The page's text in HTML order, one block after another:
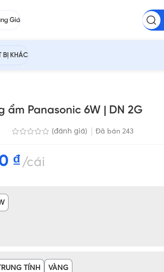
Giá
BỊ KHÁC
ẩm Panasonic 6W | DN 2G
(đánh giá) Đã bán 243
₫ cái
TÍNH VÀNG